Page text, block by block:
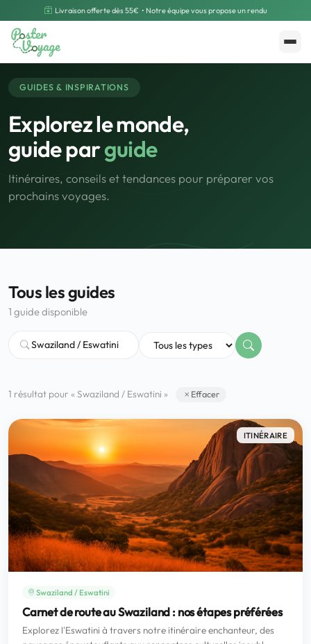
Livraison offerte dès 55€ • Notre équipe vous propose un rendu
Créer mon souvenir
🌍Road Trip et Pays
🏃‍♂️Marathon / Trail 💍Mariage
GUIDES & INSPIRATIONS
Explorez le monde,
guide parguide
Itinéraires, conseils et tendances pour préparer vos
prochains voyages.
Tous les guides
1 guide disponible
1 résultat pour « Swaziland / Eswatini » Effacer
ITINÉRAIRE
Swaziland / Eswatini
Carnet de route au Swaziland : nos étapes préférées
Explorez l'Eswatini à travers notre itinéraire enchanteur, des